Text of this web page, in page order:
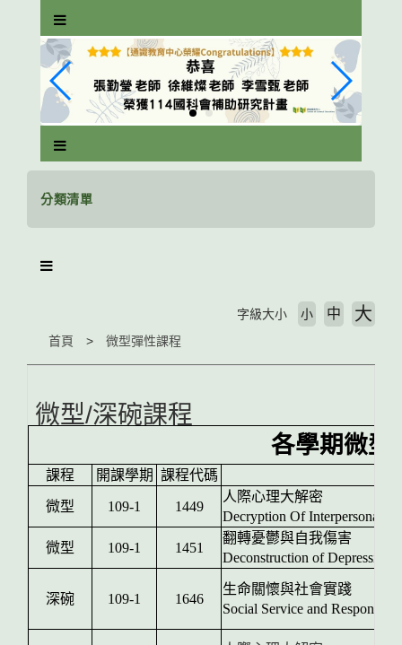
分類清單
首頁 微型彈性課程
字級大小 小 中 大
微型/深碗課程
各學期微型
課程 開課學期 課程代碼
微型 109-1 1449
人際心理大解密
Decryption Of Interpersonal
微型 109-1 1451
翻轉憂鬱與自我傷害
Deconstruction of Depression
深碗 109-1 1646
生命關懷與社會實踐
Social Service and